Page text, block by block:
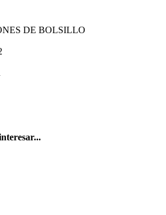
DE BOLSILLO